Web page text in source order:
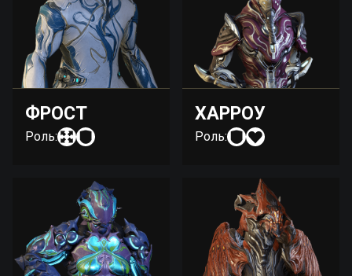
ФРОСТ
Роль:
ХАРРОУ
Роль: